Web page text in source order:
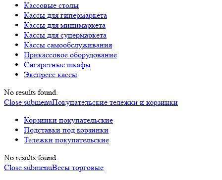
Кассовые столы
Кассы для гипермаркета
Кассы для минимаркета
Кассы для супермаркета
Кассы самообслуживания
Прикассовое оборудование
Сигаретные шкафы
Экспресс кассы
No results found.
Close submenuПокупательские тележки и корзинки
Корзинки покупательские
Подставки под корзинки
Тележки покупательские
No results found.
Close submenuВесы торговые